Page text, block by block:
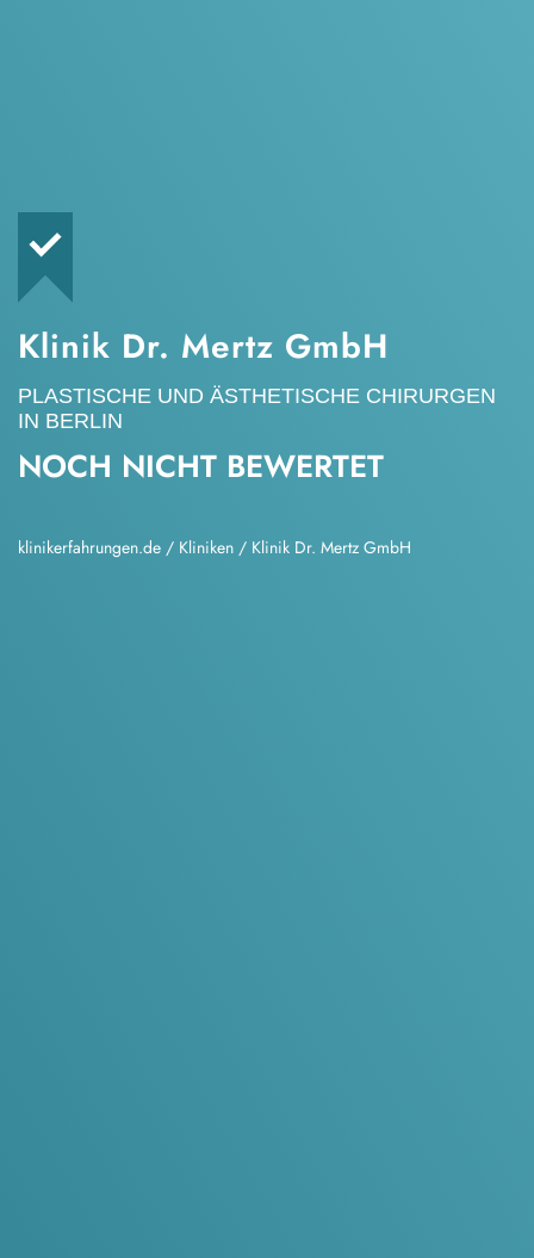
Klinik Dr. Mertz GmbH
PLASTISCHE UND ÄSTHETISCHE CHIRURGEN
IN BERLIN
NOCH NICHT BEWERTET
klinikerfahrungen.de / Kliniken / Klinik Dr. Mertz GmbH